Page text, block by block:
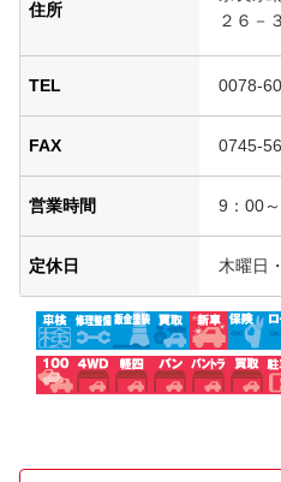
住所
２６－
TEL 0078-
FAX 0745-
営業時間 9：00
定休日 木曜日